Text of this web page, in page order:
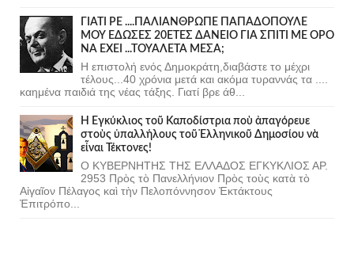
ΓΙΑΤΙ ΡΕ ....ΠΑΛΙΑΝΘΡΩΠΕ ΠΑΠΑΔΟΠΟΥΛΕ
ΜΟΥ ΕΔΩΣΕΣ 20ΕΤΕΣ ΔΑΝΕΙΟ ΓΙΑ ΣΠΙΤΙ ΜΕ ΟΡΟ
ΝΑ ΕΧΕΙ ...ΤΟΥΑΛΕΤΑ ΜΕΣΑ;
Η επιστολή ενός Δημοκράτη,διαβάστε το μέχρι
τέλους...40 χρόνια μετά και ακόμα τυραννάς τα ....
καημένα παιδιά της νέας τάξης. Γιατί βρε άθ...
Ἡ Ἐγκύκλιος τοῦ Καποδίστρια ποὺ ἀπαγόρευε
στοὺς ὑπαλλήλους τοῦ Ἑλληνικοῦ Δημοσίου νὰ
εἶναι Τέκτονες!
Ο ΚΥΒΕΡΝΗΤΗΣ ΤΗΣ ΕΛΛΑΔΟΣ ΕΓΚΥΚΛΙΟΣ ΑΡ.
2953 Πρὸς τὸ Πανελλήνιον Πρὸς τοὺς κατὰ τὸ
Αἰγαῖον Πέλαγος καὶ τὴν Πελοπόννησον Ἐκτάκτους
Ἐπιτρόπο...